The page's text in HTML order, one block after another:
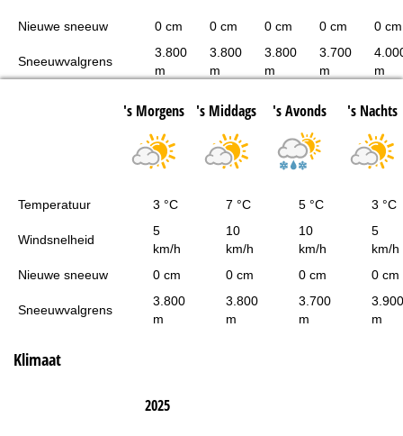
Nieuwe sneeuw 0 cm 0 cm 0 cm 0 cm 0 cm
Sneeuwvalgrens
3.800
m
3.800
m
3.800
m
3.700
m
m
's Morgens 's Middags 's Avonds 's Nachts
Temperatuur 3 °C 7 °C 5 °C 3 °C
Windsnelheid
5
km/h
10
km/h
10
km/h
5
km/h
Nieuwe sneeuw
0 cm 0 cm 0 cm 0 cm
Sneeuwvalgrens
3.800
m
3.800
m
3.700
m
3.900
m
Klimaat
2025